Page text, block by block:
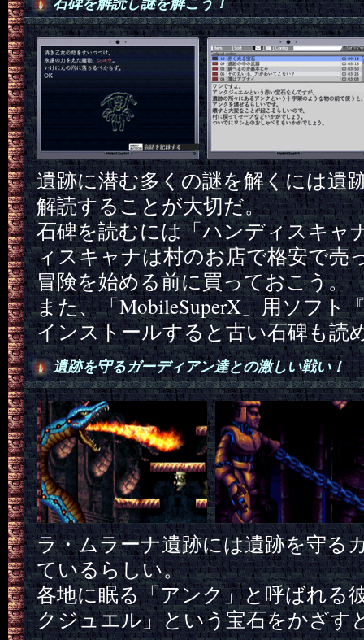
石碑を解読し謎を解こう！
遺跡に潜む多くの謎を解くには遺
解読することが大切だ。
石碑を読むには「ハンディスキャ
ィスキャナは村のお店で格安で売
冒険を始める前に買っておこう。
また、「MobileSuperX」用ソフト
インストールすると古い石碑も読
遺跡を守るガーディアン達との激しい戦い！
ラ・ムラーナ遺跡には遺跡を守る
ているらしい。
各地に眠る「アンク」と呼ばれる
クジュエル」という宝石をかざす